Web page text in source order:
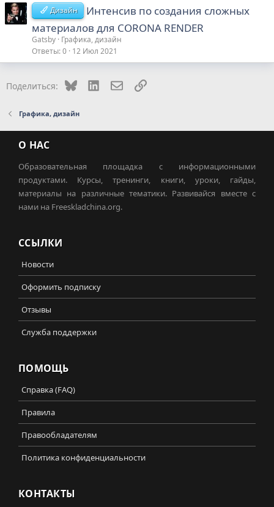
Дизайн
Интенсив по создания сложных
материалов для CORONA RENDER
Gatsby Графика, дизайн
Ответы 0 12 Июл 2021
Поделиться: Bluesky LinkedInЭлектронная почта
Ссылка
Графика, дизайн
О НАС
Образовательная площадка с информационными
продуктами. Курсы, тренинги, книги, уроки, гайды,
материалы на различные тематики. Развивайся вместе с
нами на Freeskladchina.org.
ССЫЛКИ
Новости
Оформить подписку
Отзывы
Служба поддержки
ПОМОЩЬ
Справка (FAQ)
Правила
Правообладателям
Политика конфиденциальности
КОНТАКТЫ